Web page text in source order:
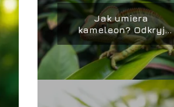
Jak umiera
kameleon? Odkryj
niezwykłe fakty o ich
końcu życia